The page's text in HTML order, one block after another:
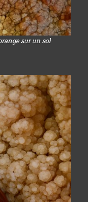
sur un sol